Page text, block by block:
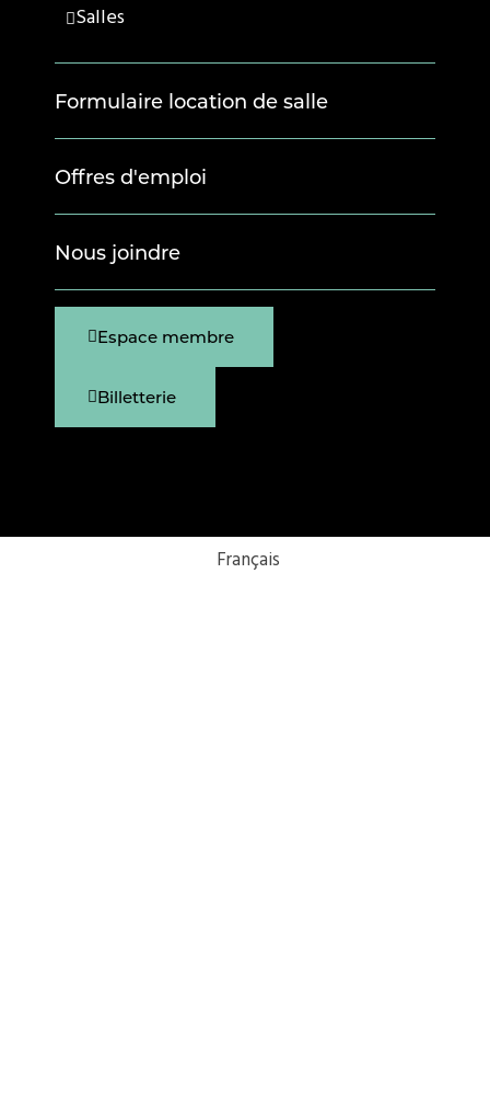
Salles
Formulaire location de salle
Offres d'emploi
Nous joindre
Espace membre
Billetterie
Français